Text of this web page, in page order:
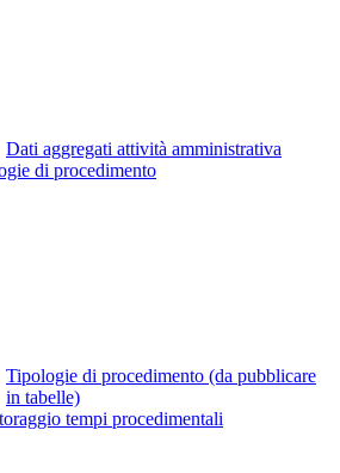
Dati aggregati attività amministrativa
di procedimento
Tipologie di procedimento (da pubblicare
in tabelle)
tempi procedimentali